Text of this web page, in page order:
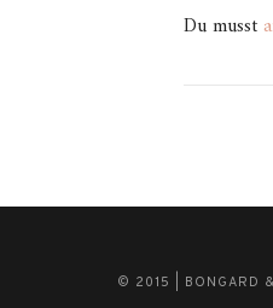
Du musst
© 2015 | BONGARD